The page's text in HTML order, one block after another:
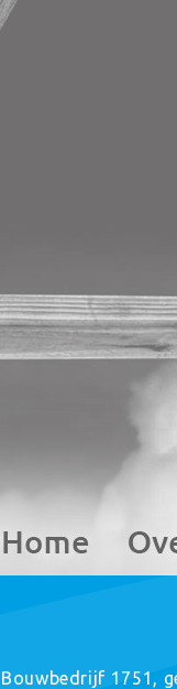
Bouwbedrijf 1751,